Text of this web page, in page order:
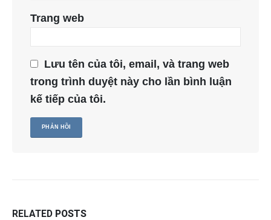
Trang web
Lưu tên của tôi, email, và trang web
trong trình duyệt này cho lần bình luận
kế tiếp của tôi.
RELATED POSTS